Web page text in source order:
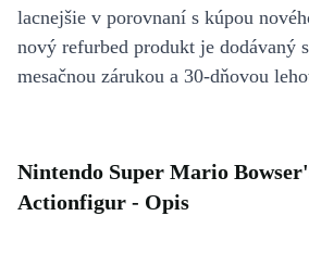
lacnejšie v porovnaní s kúpou
nový refurbed produkt je dodávaný
mesačnou zárukou a 30-dňovou
Nintendo Super Mario
Actionfigur - Opis